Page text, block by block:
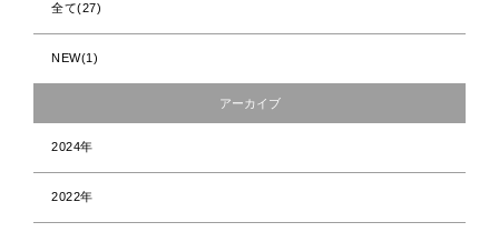
全て(27)
NEW(1)
アーカイブ
2024年
2022年